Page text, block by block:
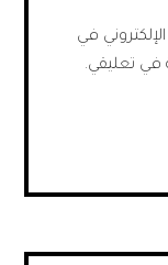
في
في تعليقي.